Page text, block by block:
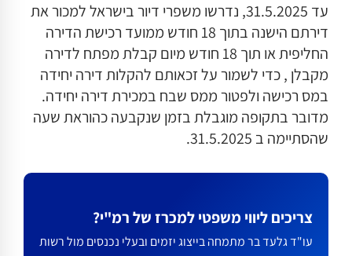
עד 31.5.2025, נדרשו משפרי דיור בישראל למכור את
דירתם הישנה בתוך 18 חודש ממועד רכישת הדירה
החליפית או תוך 18 חודש מיום קבלת מפתח לדירה
מקבלן , כדי לשמור על זכאותם להקלות דירה יחידה
במס רכישה ולפטור ממס שבח במכירת דירה יחידה.
מדובר בתקופה מוגבלת בזמן שנקבעה כהוראת שעה
שהסתיימה ב 31.5.2025.
צריכים ליווי משפטי למכרז של רמ"י?
עו"ד גלעד בר מתמחה בייצוג יזמים ובעלי נכנסים מול רשות